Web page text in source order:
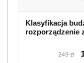
Klasyfikacja
rozporządzenie
249 zł